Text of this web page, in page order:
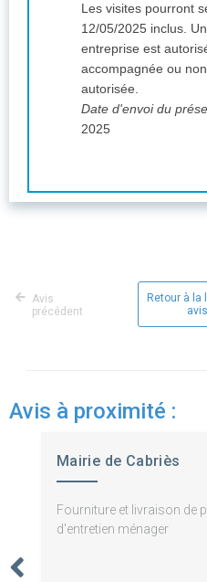
Les visites pourront
12/05/2025 inclus. Une seule visite par
entreprise est
accompagnée ou
autorisée.
Date d'envoi du
2025
Avis
précédent
Retour à la
avis
Avis à proximité :
Mairie de Cabriès
Fourniture et livraison de
d'entretien ménager